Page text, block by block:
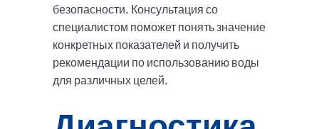
безопасности. Консультация со
специалистом поможет понять значение
конкретных показателей и получить
рекомендации по использованию воды
для различных целей.